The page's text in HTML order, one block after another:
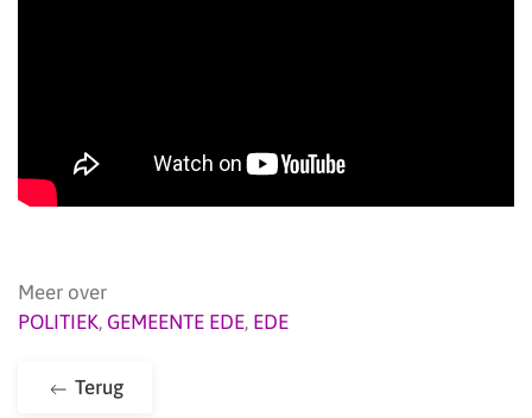
Meer over
POLITIEK, GEMEENTE EDE, EDE
Terug